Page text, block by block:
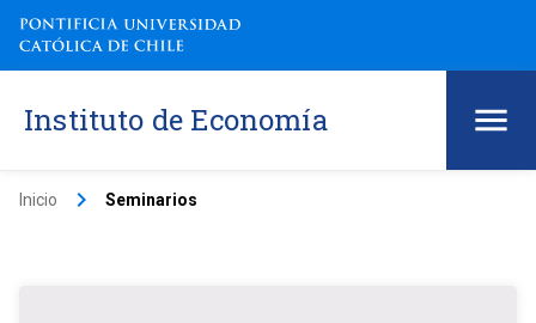
Instituto de Economía
Inicio keyboard_arrow_right Seminarios